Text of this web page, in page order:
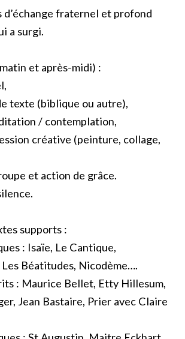
d’échange fraternel et profond
a surgi.
et après-midi) :
texte (biblique ou autre),
/ contemplation,
créative (peinture, collage,
et action de grâce.
supports :
: Isaïe, Le Cantique,
Béatitudes, Nicodème….
: Maurice Bellet, Etty Hillesum,
Jean Bastaire, Prier avec Claire